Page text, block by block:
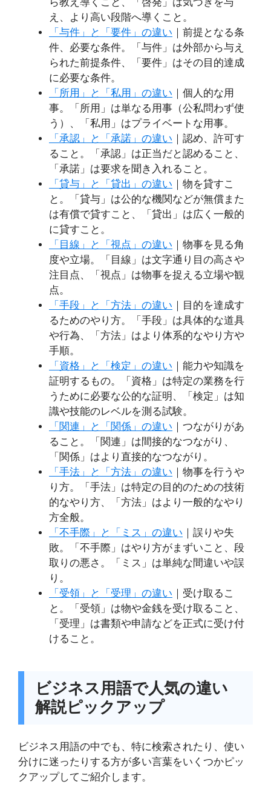
え、より高い段階へ導くこと。
「与件」と「要件」の違い ｜前提となる条
件、必要な条件。「与件」は外部から与え
られた前提条件、「要件」はその目的達成
に必要な条件。
「所用」と「私用」の違い ｜個人的な用
事。「所用」は単なる用事（公私問わず使
う）、「私用」はプライベートな用事。
「承認」と「承諾」の違い ｜認め、許可す
ること。「承認」は正当だと認めること、
「承諾」は要求を聞き入れること。
「貸与」と「貸出」の違い ｜物を貸すこ
と。「貸与」は公的な機関などが無償また
は有償で貸すこと、「貸出」は広く一般的
に貸すこと。
「目線」と「視点」の違い ｜物事を見る角
度や立場。「目線」は文字通り目の高さや
注目点、「視点」は物事を捉える立場や観
点。
「手段」と「方法」の違い ｜目的を達成す
るためのやり方。「手段」は具体的な道具
や行為、「方法」はより体系的なやり方や
手順。
「資格」と「検定」の違い ｜能力や知識を
証明するもの。「資格」は特定の業務を行
うために必要な公的な証明、「検定」は知
識や技能のレベルを測る試験。
「関連」と「関係」の違い ｜つながりがあ
ること。「関連」は間接的なつながり、
「関係」はより直接的なつながり。
「手法」と「方法」の違い ｜物事を行うや
り方。「手法」は特定の目的のための技術
的なやり方、「方法」はより一般的なやり
方全般。
「不手際」と「ミス」の違い ｜誤りや失
敗。「不手際」はやり方がまずいこと、段
取りの悪さ。「ミス」は単純な間違いや誤
り。
「受領」と「受理」の違い ｜受け取るこ
と。「受領」は物や金銭を受け取ること、
「受理」は書類や申請などを正式に受け付
けること。
ビジネス用語で人気の違い
解説ピックアップ
ビジネス用語の中でも、特に検索されたり、使い
分けに迷ったりする方が多い言葉をいくつかピッ
クアップしてご紹介します。